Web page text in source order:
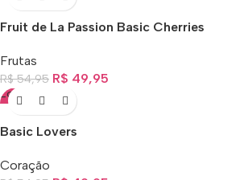
Fruit de La Passion Basic Cherries
Frutas
R$54,95 R$ 49,95
-9%
Basic Lovers
Coração